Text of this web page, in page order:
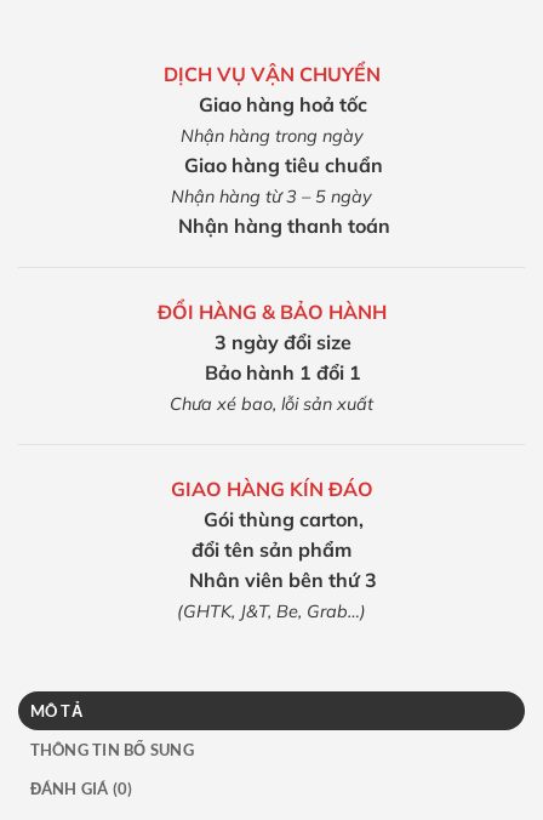
DỊCH VỤ VẬN CHUYỂN
Giao hàng hoả tốc
Nhận hàng trong ngày
Giao hàng tiêu chuẩn
Nhận hàng từ 3 – 5 ngày
Nhận hàng thanh toán
ĐỔI HÀNG & BẢO HÀNH
3 ngày đổi size
Bảo hành 1 đổi 1
Chưa xé bao, lỗi sản xuất
GIAO HÀNG KÍN ĐÁO
Gói thùng carton,
đổi tên sản phẩm
Nhân viên bên thứ 3
(GHTK, J&T, Be, Grab…)
MÔ TẢ
THÔNG TIN BỔ SUNG
ĐÁNH GIÁ (0)